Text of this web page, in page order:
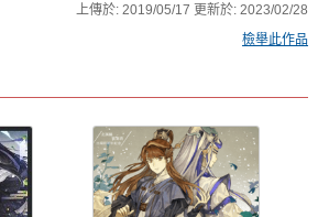
上傳於: 2019/05/17 更新於: 2023/02/28
檢舉此作品